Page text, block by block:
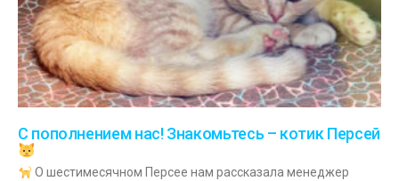
С пополнением нас! Знакомьтесь – котик Персей
О шестимесячном Персее нам рассказала менеджер